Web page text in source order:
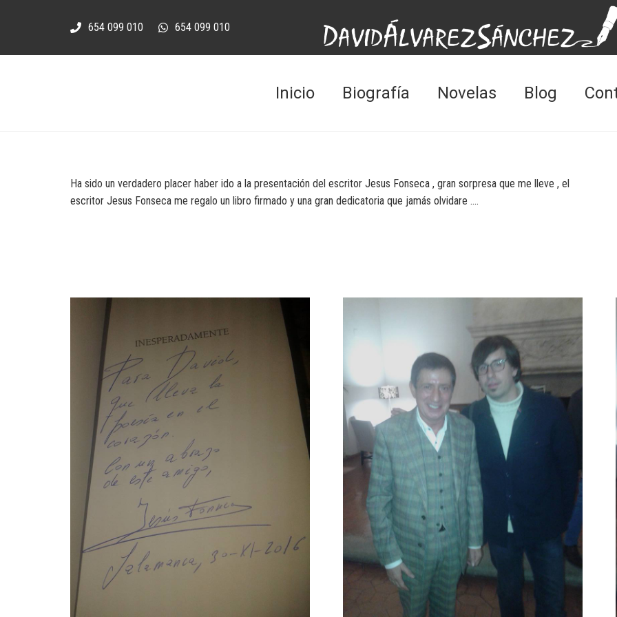
654 099 010 654 099 010
Inicio Biografía Novelas Blog
Ha sido un verdadero placer haber ido a la presentación del escritor Jesus Fonseca , gran sorpresa que me lleve , el
escritor Jesus Fonseca me regalo un libro firmado y una gran dedicatoria que jamás olvidare ….